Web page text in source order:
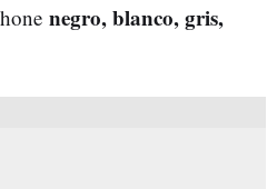
negro, blanco, gris,